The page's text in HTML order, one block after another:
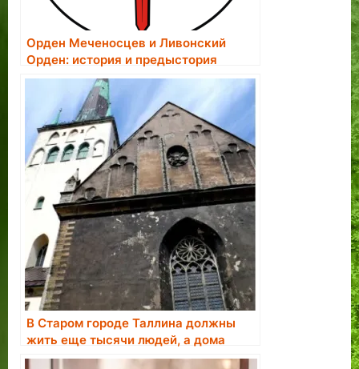
Орден Меченосцев и Ливонский
Орден: история и предыстория
В Старом городе Таллина должны
жить еще тысячи людей, а дома
нужно отобрать у недобросовестных